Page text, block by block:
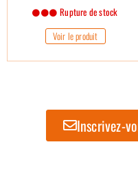
Rupture de stock
Voir le produit
Inscrivez-